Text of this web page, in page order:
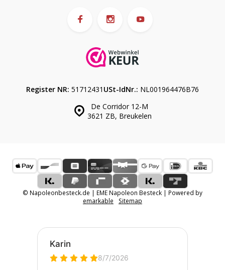
De Corridor 12-M
3621 ZB, Breukelen
Register NR: 51712431 USt-IdNr.: NL001964476B76
© Napoleonbesteck.de | EME Napoleon Besteck | Powered by
emarkable
Sitemap